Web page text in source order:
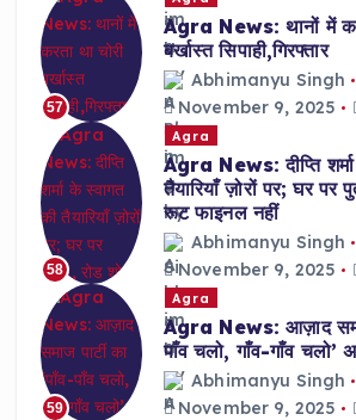
57
Agra News: थानों में
बर्खास्त सिपाही,गिरफ्तार
Abhimanyu Singh
November 9, 2025
58
Agra
Agra News: दीप्ति
तैयारियाँ ज़ोरों पर; घर पर
रूट फाइनल नहीं
Abhimanyu Singh
November 9, 2025
59
Agra
Agra News: आज़ाद
पाँव चलो, गाँव-गाँव चलो’
Abhimanyu Singh
November 9, 2025